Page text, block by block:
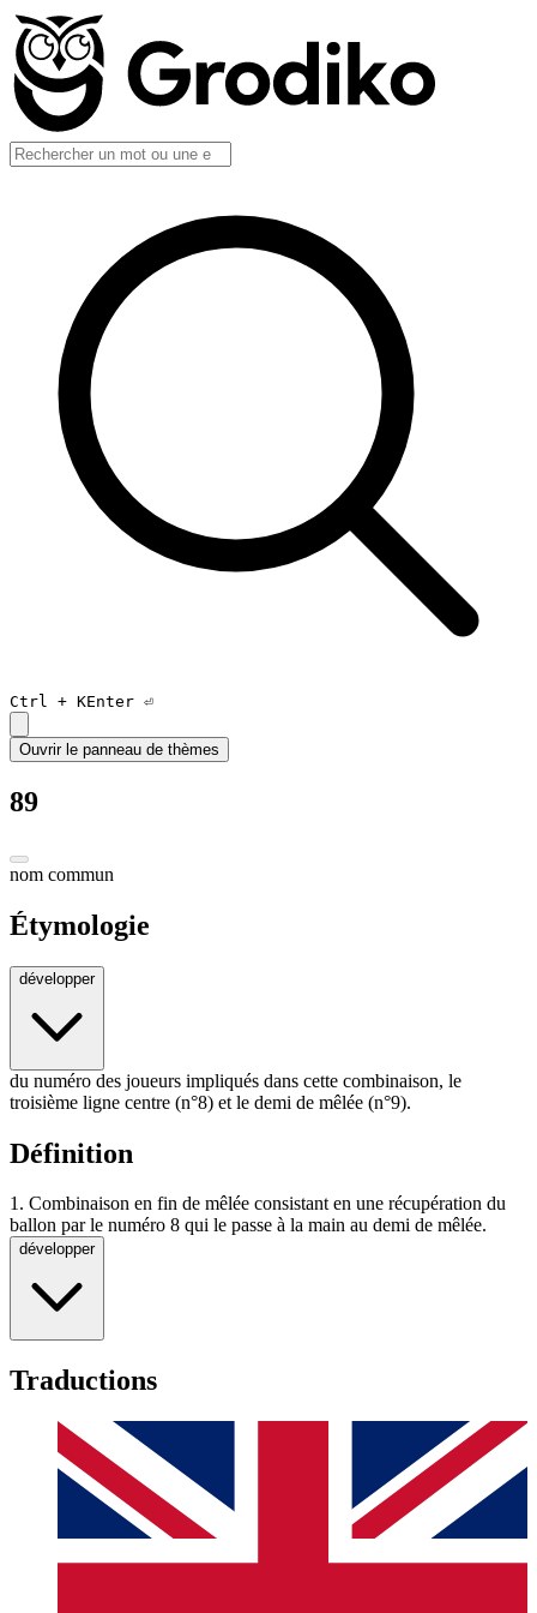
Ctrl + KEnter ⏎
Ouvrir le panneau de thèmes
89
nom commun
Étymologie
développer
du numéro des joueurs impliqués dans cette combinaison, le
troisième ligne centre (n°8) et le demi de mêlée (n°9).
Définition
1. Combinaison en fin de mêlée consistant en une récupération du
ballon par le numéro 8 qui le passe à la main au demi de mêlée.
développer
Traductions